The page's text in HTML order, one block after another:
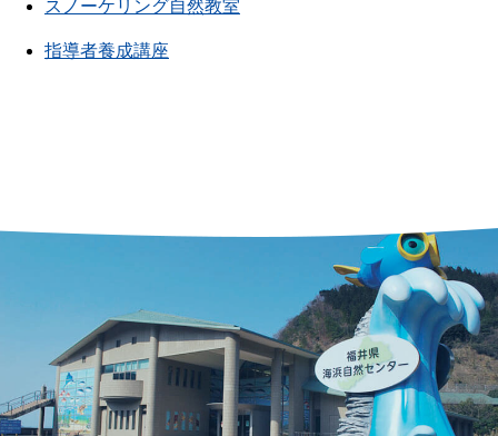
スノーケリング自然教室
指導者養成講座